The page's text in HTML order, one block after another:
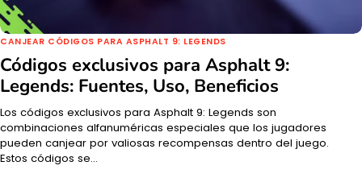
CANJEAR CÓDIGOS PARA ASPHALT 9: LEGENDS
Códigos exclusivos para Asphalt 9:
Legends: Fuentes, Uso, Beneficios
Los códigos exclusivos para Asphalt 9: Legends son
combinaciones alfanuméricas especiales que los jugadores
pueden canjear por valiosas recompensas dentro del juego.
Estos códigos se…